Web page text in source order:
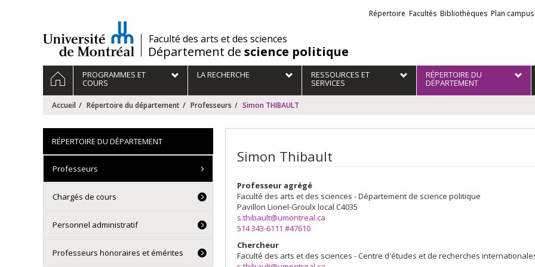
/Faculté des arts et des sciences
Département de science politique
Liens
externes
Répertoire Facultés Bibliothèques Plan campus
Navigation
principale
ACCUEILPROGRAMMES ET
COURS
LA RECHERCHE RESSOURCES ET
SERVICES
RÉPERTOIRE DU
DÉPARTEMENT
Accueil Répertoire du département Professeurs Simon THIBAULT
Simon Thibault
Professeur agrégé
Faculté des arts et des sciences - Département de science politique
Pavillon Lionel-Groulxlocal C4035
s.thibault@umontreal.ca
514 343-6111 #47610
Chercheur
Faculté des arts et des sciences - Centre d'études et de recherches
RÉPERTOIRE DU DÉPARTEMENT
Professeurs
Chargés de cours
Personnel administratif
Professeurs honoraires et émérites